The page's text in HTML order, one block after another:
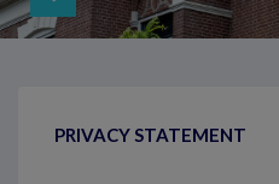
PRIVACY STATEMENT